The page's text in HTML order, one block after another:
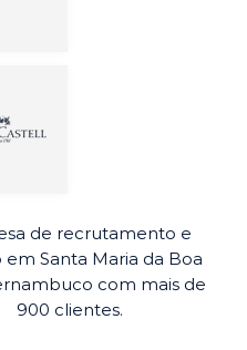
de recrutamento e
em Santa Maria da Boa
com mais de
900 clientes.